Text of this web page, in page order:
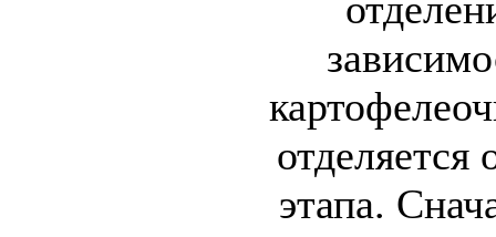
отделяется
этапа.